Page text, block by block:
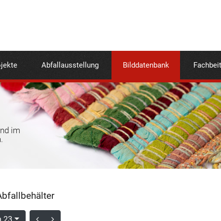
Abfallausstellung Bilddatenbank
im